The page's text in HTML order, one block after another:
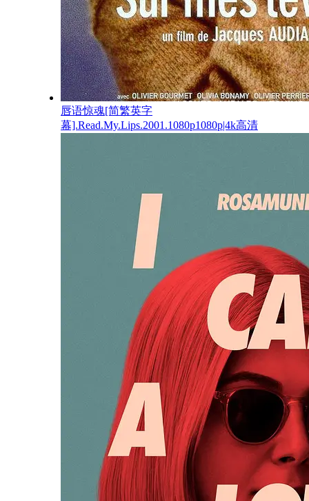
唇语惊魂[简繁英字
幕].Read.My.Lips.2001.1080p1080p|4k高清